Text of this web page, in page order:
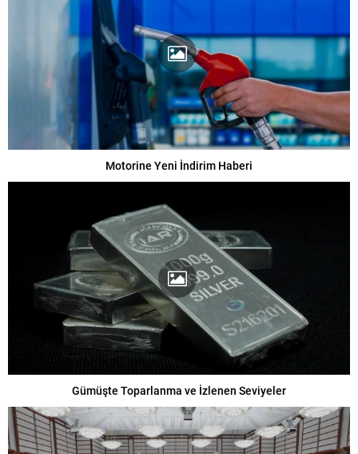
Motorine Yeni İndirim Haberi
Gümüşte Toparlanma ve İzlenen Seviyeler